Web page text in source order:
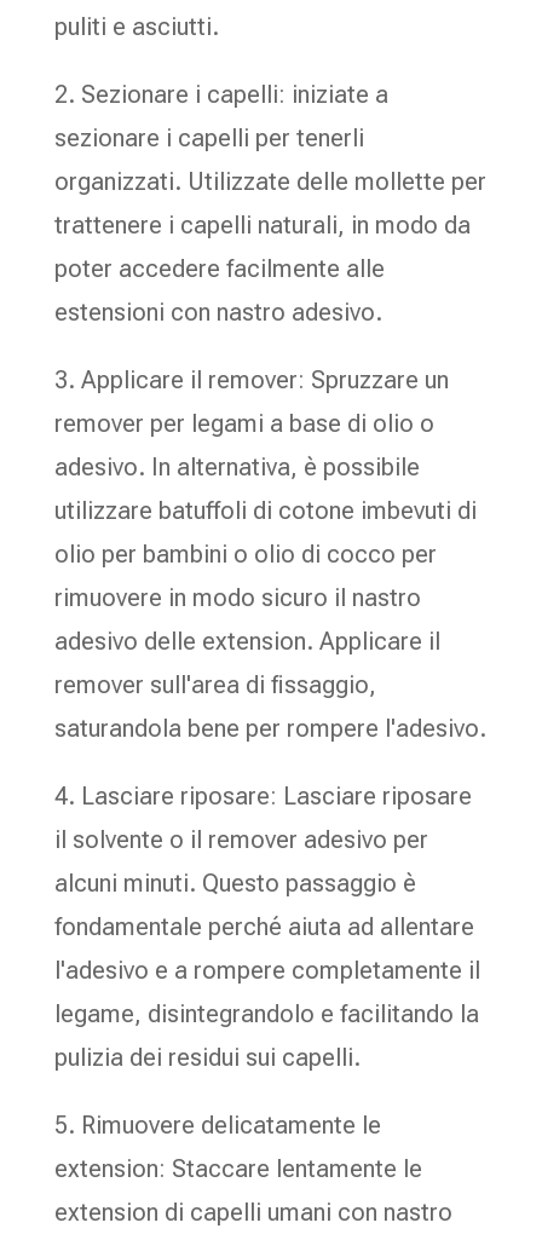
puliti e asciutti.
2. Sezionare i capelli: iniziate a
sezionare i capelli per tenerli
organizzati. Utilizzate delle mollette per
trattenere i capelli naturali, in modo da
poter accedere facilmente alle
estensioni con nastro adesivo.
3. Applicare il remover: Spruzzare un
remover per legami a base di olio o
adesivo. In alternativa, è possibile
utilizzare batuffoli di cotone imbevuti di
olio per bambini o olio di cocco per
rimuovere in modo sicuro il nastro
adesivo delle extension. Applicare il
remover sull'area di fissaggio,
saturandola bene per rompere l'adesivo.
4. Lasciare riposare: Lasciare riposare
il solvente o il remover adesivo per
alcuni minuti. Questo passaggio è
fondamentale perché aiuta ad allentare
l'adesivo e a rompere completamente il
legame, disintegrandolo e facilitando la
pulizia dei residui sui capelli.
5. Rimuovere delicatamente le
extension: Staccare lentamente le
extension di capelli umani con nastro